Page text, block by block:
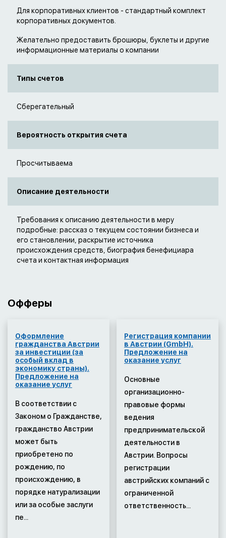
Для корпоративных клиентов - стандартный комплект
корпоративных документов.
Желательно предоставить брошюры, буклеты и другие
информационные материалы о компании
Типы счетов
Сберегательный
Вероятность открытия счета
Просчитываема
Описание деятельности
Требования к описанию деятельности в меру
подробные: рассказ о текущем состоянии бизнеса и
его становлении, раскрытие источника
происхождения средств, биография бенефициара
счета и контактная информация
Офферы
Оформление
гражданства Австрии
за инвестиции (за
особый вклад в
экономику страны).
Предложение на
оказание услуг
В соответствии с
Законом о Гражданстве,
гражданство Австрии
может быть
приобретено по
рождению, по
происхождению, в
порядке натурализации
или за особые заслуги
пе...
Регистрация компании
в Австрии (GmbH).
Предложение на
оказание услуг
Основные
организационно-
правовые формы
ведения
предпринимательской
деятельности в
Австрии. Вопросы
регистрации
австрийских компаний с
ограниченной
ответственность...